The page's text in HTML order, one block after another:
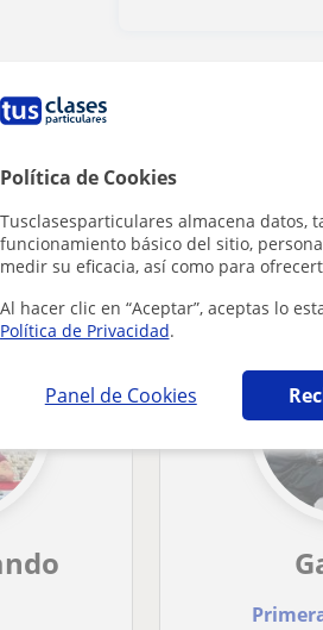
Política de Cookies
Tusclasesparticulares almacena datos,
funcionamiento básico del sitio,
medir su eficacia, así como para
Al hacer clic en “Aceptar”, aceptas lo
Política de Privacidad.
Panel de Cookies
de Portugués que